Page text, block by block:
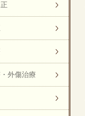
外傷治療